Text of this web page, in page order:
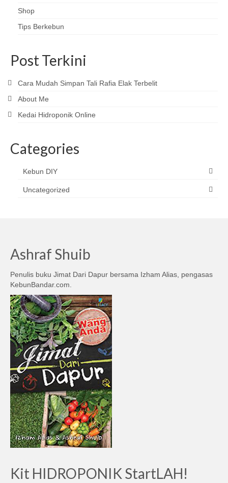
Shop
Tips Berkebun
Post Terkini
Cara Mudah Simpan Tali Rafia Elak Terbelit
About Me
Kedai Hidroponik Online
Categories
Kebun DIY
Uncategorized
Ashraf Shuib
Penulis buku Jimat Dari Dapur bersama Izham Alias, pengasas
KebunBandar.com.
Kit HIDROPONIK StartLAH!